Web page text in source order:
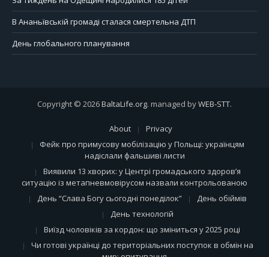
В Ананьївській громаді сталася смертельна ДТП
День глобального планування
Copyright © 2026BaltaLife.org. managed byWEB-STT.
About
Privacy
Фейк про примусову мобілізацію у Польщі: українцям
надіслали фальшиві листи
Виявили 13 хворих: у Центрі громадського здоров’я
ситуацію із метапневмовірусом назвали контрольованою
День “Слава Богу сьогодні понеділок”
День обіймів
День технологій
Виїзд чоловіків за кордон: що зміниться у 2025 році
Чи готові українці до територіальних поступок в обмін на